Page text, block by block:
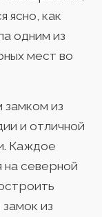
ясно, как
одним из
мест во
замком из
и отличной
Каждое
северной
из